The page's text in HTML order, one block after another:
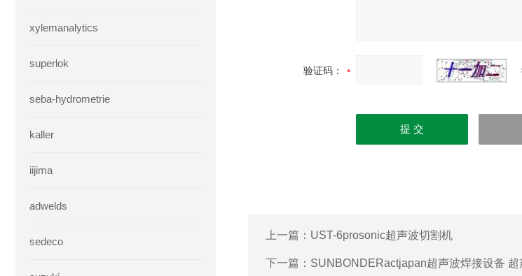
xylemanalytics
superlok
seba-hydrometrie
kaller
iijima
adwelds
sedeco
验证码：
上一篇： UST-6prosonic超声波切割机
下一篇： SUNBONDERactjapan超声波焊接设备 超